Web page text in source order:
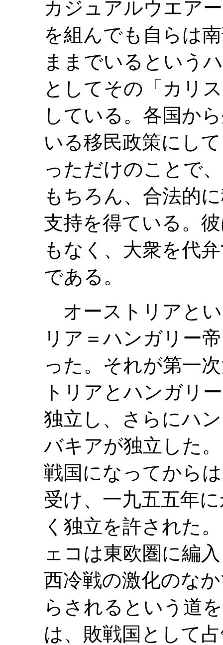
カジュアルウエア
を組んでも自らは
ままでいるという
としてその「カリ
している。各国か
いる移民政策にし
っただけのことで
もちろん、合法的
支持を得ている。
もなく、大衆を代
である。
オーストリアと
リア＝ハンガリー
った。それが第一
トリアとハンガリ
独立し、さらにハ
バキアが独立した
戦国になってから
受け、一九五五年
く独立を許された
ェコは東欧圏に編
西冷戦の激化のな
らされるという道
は、敗戦国として